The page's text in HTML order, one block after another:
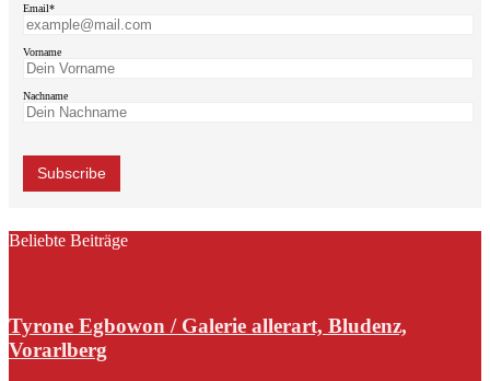
Email*
Vorname
Nachname
Beliebte Beiträge
Tyrone Egbowon / Galerie allerart, Bludenz,
Vorarlberg